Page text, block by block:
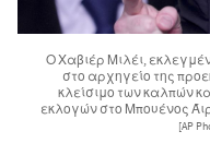
Ο Χαβιέρ Μιλέι,
στο αρχηγείο της
κλείσιμο των καλπών
εκλογών στο Μπουένος
[AP